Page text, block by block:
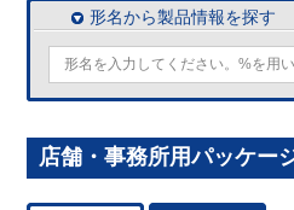
形名から製品情報を探す
店舗・事務所用パッケー